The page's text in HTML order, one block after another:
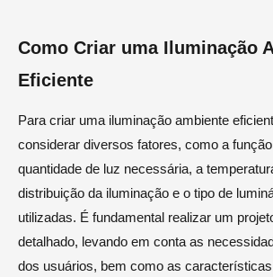
Como Criar uma Iluminação
Eficiente
Para criar uma iluminação ambiente
considerar diversos fatores, como a
quantidade de luz necessária, a
distribuição da iluminação e o tipo de
utilizadas. É fundamental realizar um
detalhado, levando em conta as
dos usuários, bem como as